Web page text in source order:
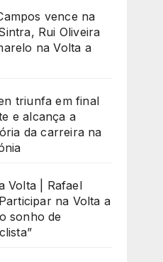
vence na
Rui Oliveira
na Volta a
triunfa em final
e alcança a
da carreira na
Volta | Rafael
na Volta a
sonho de